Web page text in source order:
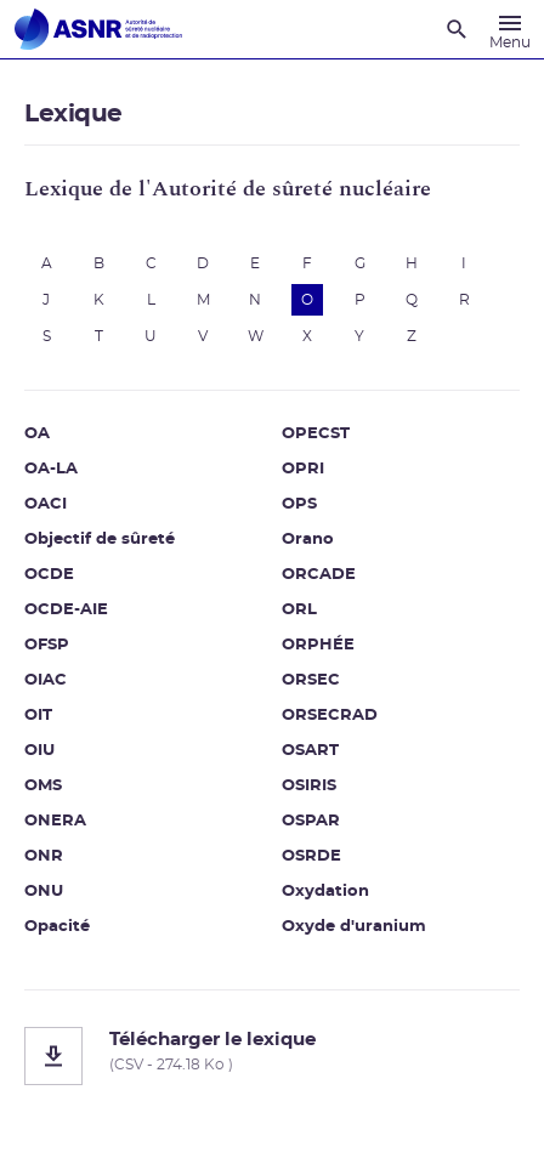
Menu
Lexique
Lexique de l'Autorité de sûreté nucléaire
A B C D E F G H
J K M N O P Q R
S U V W X Y Z
OA
OA-LA
OACI
Objectif de sûreté
OCDE
OCDE-AIE
OFSP
OIAC
OIT
OIU
OMS
ONERA
ONR
ONU
Opacité
OPECST
OPRI
OPS
Orano
ORCADE
ORL
ORPHÉE
ORSEC
ORSECRAD
OSART
OSIRIS
OSPAR
OSRDE
Oxydation
Oxyde d'uranium
Télécharger le lexique
(CSV - 274.18 Ko )